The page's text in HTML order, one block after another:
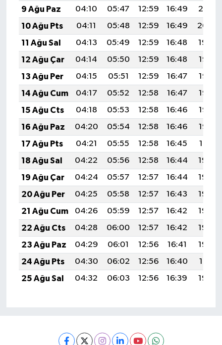
9 Ağu Paz
04:10 05:47 12:59 16:49
20:01
10 Ağu Pts
04:11 05:48 12:59 16:49
20:00
11 Ağu Sal
04:13 05:49 12:59 16:48
19:59
12 Ağu Çar
04:14 05:50 12:59 16:48
19:57
13 Ağu Per
04:15 05:51 12:59 16:47
19:56
14 Ağu Cum
04:17 05:52 12:58 16:47
19:55
15 Ağu Cts
04:18 05:53 12:58 16:46
19:53
16 Ağu Paz
04:20 05:54 12:58 16:46
19:52
17 Ağu Pts
04:21 05:55 12:58 16:45
19:51
18 Ağu Sal
04:22 05:56 12:58 16:44
19:49
19 Ağu Çar
04:24 05:57 12:57 16:44
19:48
20 Ağu Per
04:25 05:58 12:57 16:43
19:46
21 Ağu Cum
04:26 05:59 12:57 16:42
19:45
22 Ağu Cts
04:28 06:00 12:57 16:42
19:44
23 Ağu Paz
04:29 06:01 12:56 16:41
19:42
24 Ağu Pts
04:30 06:02 12:56 16:40
19:41
25 Ağu Sal
04:32 06:03 12:56 16:39 19:39